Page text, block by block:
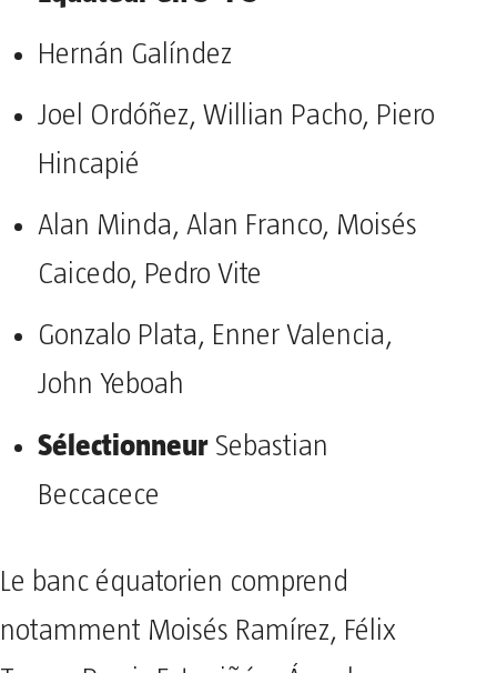
Hernán Galíndez
Joel Ordóñez, Willian Pacho, Piero
Hincapié
Alan Minda, Alan Franco, Moisés
Caicedo, Pedro Vite
Gonzalo Plata, Enner Valencia,
John Yeboah
SélectionneurSebastian
Beccacece
Le banc équatorien comprend
notamment Moisés Ramírez, Félix